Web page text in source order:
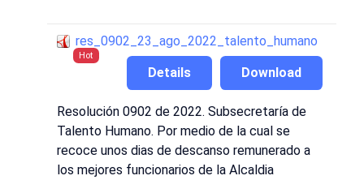
res_0902_23_ago_2022_talento_humano
Hot
Download
Details
Resolución 0902 de 2022. Subsecretaría de
Talento Humano. Por medio de la cual se
recoce unos dias de descanso remunerado a
los mejores funcionarios de la Alcaldia